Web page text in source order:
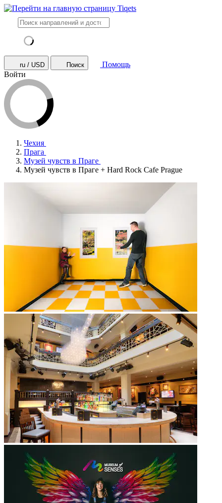
ru / USD Поиск
Помощь
Войти
Чехия
Прага
Музей чувств в Праге
Музей чувств в Праге + Hard Rock Cafe Prague